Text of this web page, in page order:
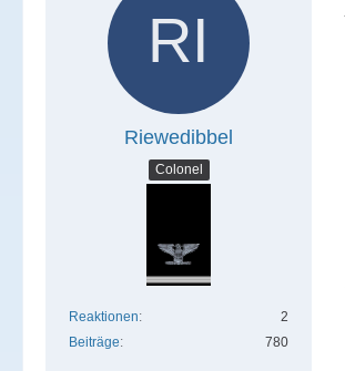
Riewedibbel
Colonel
Reaktionen
2
Beiträge
780